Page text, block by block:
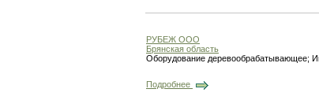
РУБЕЖ ООО
Брянская область
Оборудование деревообрабатывающее;
Подробнее